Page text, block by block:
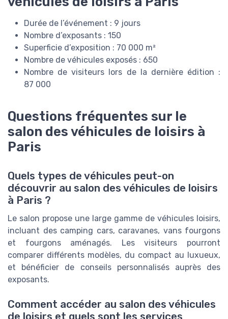
Durée de l’événement : 9 jours
Nombre d’exposants : 150
Superficie d’exposition : 70 000 m²
Nombre de véhicules exposés : 650
Nombre de visiteurs lors de la dernière édition :
87 000
Questions fréquentes sur le
salon des véhicules de loisirs à
Paris
Quels types de véhicules peut-on
découvrir au salon des véhicules de loisirs
à Paris ?
Le salon propose une large gamme de véhicules loisirs,
incluant des camping cars, caravanes, vans fourgons
et fourgons aménagés. Les visiteurs pourront
comparer différents modèles, du compact au luxueux,
et bénéficier de conseils personnalisés auprès des
exposants.
Comment accéder au salon des véhicules
de loisirs et quels sont les services